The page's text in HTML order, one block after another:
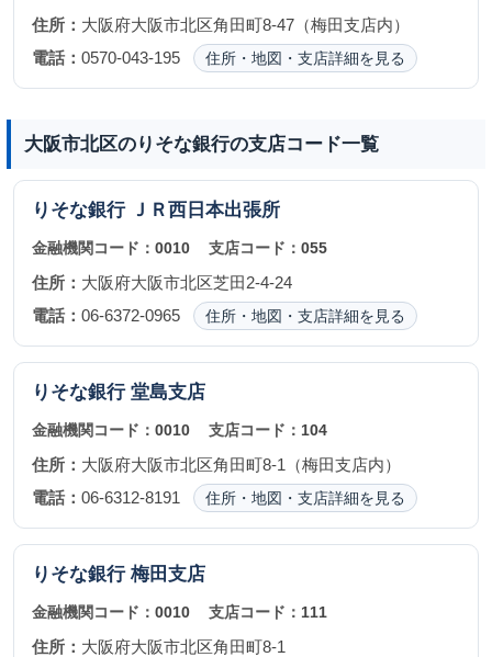
住所： 大阪府大阪市北区角田町8-47（梅田支店内）
電話： 0570-043-195 住所・地図・支店詳細を見る
大阪市北区のりそな銀行の支店コード一覧
りそな銀行 ＪＲ西日本出張所
金融機関コード： 0010 支店コード：055
住所： 大阪府大阪市北区芝田2-4-24
電話： 06-6372-0965 住所・地図・支店詳細を見る
りそな銀行 堂島支店
金融機関コード： 0010 支店コード： 104
住所： 大阪府大阪市北区角田町8-1（梅田支店内）
電話： 06-6312-8191 住所・地図・支店詳細を見る
りそな銀行 梅田支店
金融機関コード： 0010 支店コード： 111
住所： 大阪府大阪市北区角田町8-1